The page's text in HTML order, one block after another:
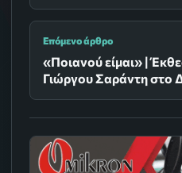
Επόμενο άρθρο
«Ποιανού είμαι» |
Γιώργου Σαράντη στο